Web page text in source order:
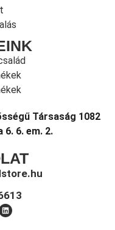
Társaság 1082
6. 6. em. 2.